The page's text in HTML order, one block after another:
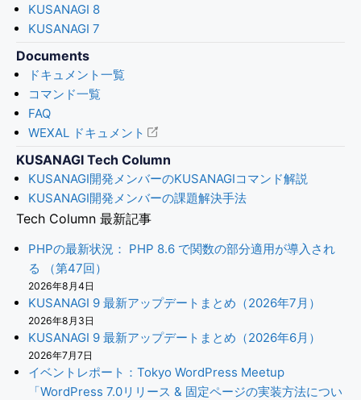
KUSANAGI 8
KUSANAGI 7
Documents
ドキュメント一覧
コマンド一覧
FAQ
WEXAL ドキュメント
KUSANAGI Tech Column
KUSANAGI開発メンバーのKUSANAGIコマンド解説
KUSANAGI開発メンバーの課題解決手法
Tech Column 最新記事
PHPの最新状況： PHP 8.6 で関数の部分適用が導入され
る （第47回）
2026年8月4日
KUSANAGI 9 最新アップデートまとめ（2026年7月）
2026年8月3日
KUSANAGI 9 最新アップデートまとめ（2026年6月）
2026年7月7日
イベントレポート：Tokyo WordPress Meetup
「WordPress 7.0リリース & 固定ページの実装方法につい